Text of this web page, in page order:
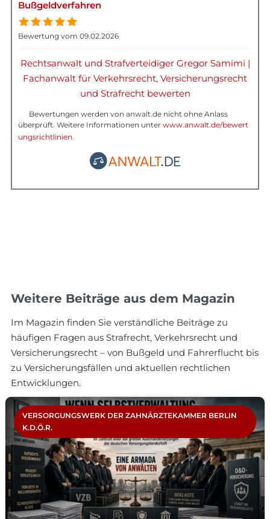
Bußgeldverfahren
Bewertung vom 09.02.2026
Rechtsanwalt und Strafverteidiger Gregor Samimi |
Fachanwalt für Verkehrsrecht, Versicherungsrecht
und Strafrecht bewerten
Bewertungen werden von anwalt.de nicht ohne Anlass
überprüft. Weitere Informationen unterwww.anwalt.de/bewert
ungsrichtlinien.
Weitere Beiträge aus dem Magazin
Im Magazin finden Sie verständliche Beiträge zu
häufigen Fragen aus Strafrecht, Verkehrsrecht und
Versicherungsrecht – von Bußgeld und Fahrerflucht bis
zu Versicherungsfällen und aktuellen rechtlichen
Entwicklungen.
VERSORGUNGSWERK DER ZAHNÄRZTEKAMMER BERLIN
K.D.Ö.R.